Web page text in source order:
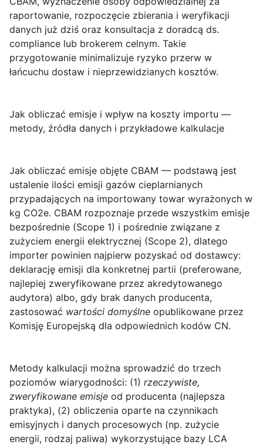
raportowanie, rozpoczęcie zbierania i weryfikacji
danych już dziś oraz konsultacja z doradcą ds.
compliance lub brokerem celnym. Takie
przygotowanie minimalizuje ryzyko przerw w
łańcuchu dostaw i nieprzewidzianych kosztów.
Jak obliczać emisje i wpływ na koszty importu —
metody, źródła danych i przykładowe kalkulacje
Jak obliczać emisje objęte CBAM — podstawą jest
ustalenie ilości emisji gazów cieplarnianych
przypadających na importowany towar wyrażonych w
kg CO2e. CBAM rozpoznaje przede wszystkim emisje
bezpośrednie (Scope 1) i pośrednie związane z
zużyciem energii elektrycznej (Scope 2), dlatego
importer powinien najpierw pozyskać od dostawcy:
deklarację emisji dla konkretnej partii (preferowane,
najlepiej zweryfikowane przez akredytowanego
audytora) albo, gdy brak danych producenta,
zastosować wartości domyślne opublikowane przez
Komisję Europejską dla odpowiednich kodów CN.
Metody kalkulacji można sprowadzić do trzech
poziomów wiarygodności: (1) rzeczywiste,
zweryfikowane emisje od producenta (najlepsza
praktyka), (2) obliczenia oparte na czynnikach
emisyjnych i danych procesowych (np. zużycie
energii, rodzaj paliwa) wykorzystujące bazy LCA